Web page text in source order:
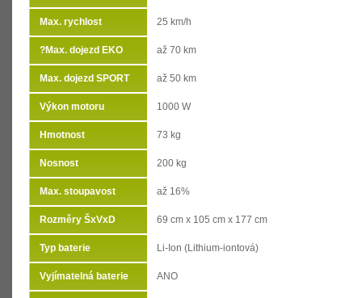
Max. rychlost 25 km/h
?Max. dojezd EKO až 70 km
Max. dojezd SPORT až 50 km
Výkon motoru 1000 W
Hmotnost 73 kg
Nosnost 200 kg
Max. stoupavost až 16%
Rozměry ŠxVxD 69 cm x 105 cm x 177 cm
Typ baterie Li-Ion (Lithium-iontová)
Vyjímatelná baterie ANO